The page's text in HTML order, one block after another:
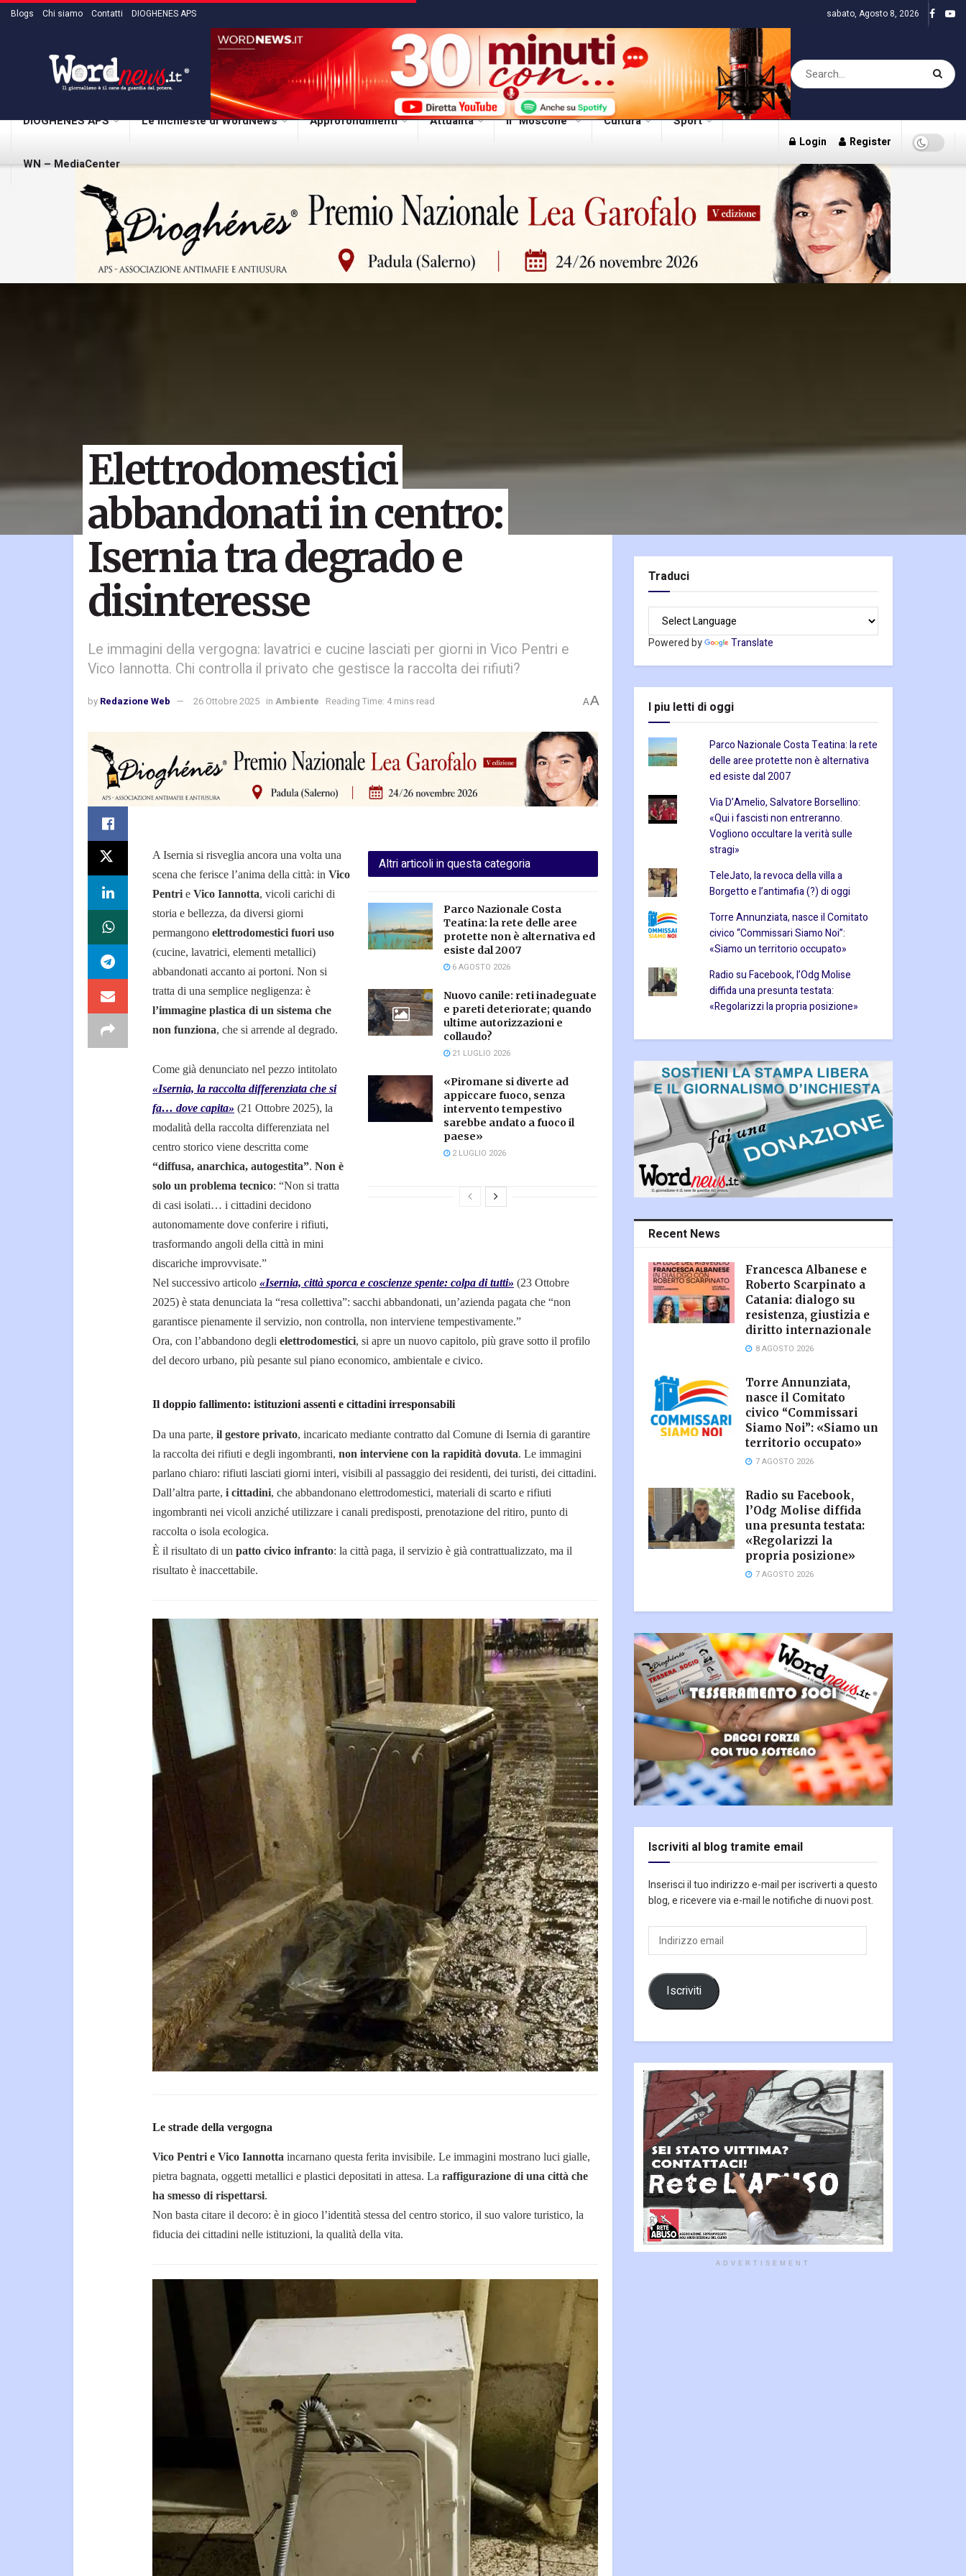
Blogs Chi siamo Contatti DIOGHENES APS sabato, Agosto 8, 2026
DIOGHENES APS Le inchieste di WordNews Approfondimenti Attualità Il “Moscone” Cultura Sport
WN – MediaCenter
Login Register
Elettrodomestici
abbandonati in centro:
Isernia tra degrado e
disinteresse
Le immagini della vergogna: lavatrici e cucine lasciati per giorni in Vico Pentri e
Vico Iannotta. Chi controlla il privato che gestisce la raccolta dei rifiuti?
by Redazione Web 26 Ottobre 2025 in Ambiente Reading Time: 4 mins read AA
Altri articoli in questa categoria
Parco Nazionale Costa
Teatina: la rete delle aree
protette non è alternativa ed
esiste dal 2007
6 AGOSTO 2026
Nuovo canile: reti inadeguate
e pareti deteriorate; quando
ultime autorizzazioni e
collaudo?
21 LUGLIO 2026
«Piromane si diverte ad
appiccare fuoco, senza
intervento tempestivo
sarebbe andato a fuoco il
paese»
2 LUGLIO 2026
A Isernia si risveglia ancora una volta una
scena che ferisce l’anima della città: in Vico
Pentri e Vico Iannotta, vicoli carichi di
storia e bellezza, da diversi giorni
permangono elettrodomestici fuori uso
(cucine, lavatrici, elementi metallici)
abbandonati accanto ai portoni. Non si
tratta di una semplice negligenza: è
l’immagine plastica di un sistema che
non funziona, che si arrende al degrado.
Come già denunciato nel pezzo intitolato
«Isernia, la raccolta differenziata che si
fa… dove capita» (21 Ottobre 2025), la
modalità della raccolta differenziata nel
centro storico viene descritta come
“diffusa, anarchica, autogestita”. Non è
solo un problema tecnico: “Non si tratta
di casi isolati… i cittadini decidono
autonomamente dove conferire i rifiuti,
trasformando angoli della città in mini
discariche improvvisate.”
Nel successivo articolo «Isernia, città sporca e coscienze spente: colpa di tutti» (23 Ottobre
2025) è stata denunciata la “resa collettiva”: sacchi abbandonati, un’azienda pagata che “non
garantisce pienamente il servizio, non controlla, non interviene tempestivamente.”
Ora, con l’abbandono degli elettrodomestici, si apre un nuovo capitolo, più grave sotto il profilo
del decoro urbano, più pesante sul piano economico, ambientale e civico.
Il doppio fallimento: istituzioni assenti e cittadini irresponsabili
Da una parte, il gestore privato, incaricato mediante contratto dal Comune di Isernia di garantire
la raccolta dei rifiuti e degli ingombranti, non interviene con la rapidità dovuta. Le immagini
parlano chiaro: rifiuti lasciati giorni interi, visibili al passaggio dei residenti, dei turisti, dei cittadini.
Dall’altra parte, i cittadini, che abbandonano elettrodomestici, materiali di scarto e rifiuti
ingombranti nei vicoli anziché utilizzare i canali predisposti, prenotazione del ritiro, punto di
raccolta o isola ecologica.
È il risultato di un patto civico infranto: la città paga, il servizio è già contrattualizzato, ma il
risultato è inaccettabile.
Le strade della vergogna
Vico Pentri e Vico Iannotta incarnano questa ferita invisibile. Le immagini mostrano luci gialle,
pietra bagnata, oggetti metallici e plastici depositati in attesa. La raffigurazione di una città che
ha smesso di rispettarsi.
Non basta citare il decoro: è in gioco l’identità stessa del centro storico, il suo valore turistico, la
fiducia dei cittadini nelle istituzioni, la qualità della vita.
Traduci
Powered by Translate
I piu letti di oggi
Parco Nazionale Costa Teatina: la rete
delle aree protette non è alternativa
ed esiste dal 2007
Via D’Amelio, Salvatore Borsellino:
«Qui i fascisti non entreranno.
Vogliono occultare la verità sulle
stragi»
TeleJato, la revoca della villa a
Borgetto e l’antimafia (?) di oggi
Torre Annunziata, nasce il Comitato
civico “Commissari Siamo Noi”:
«Siamo un territorio occupato»
Radio su Facebook, l’Odg Molise
diffida una presunta testata:
«Regolarizzi la propria posizione»
Recent News
Francesca Albanese e
Roberto Scarpinato a
Catania: dialogo su
resistenza, giustizia e
diritto internazionale
8 AGOSTO 2026
Torre Annunziata,
nasce il Comitato
civico “Commissari
Siamo Noi”: «Siamo un
territorio occupato»
7 AGOSTO 2026
Radio su Facebook,
l’Odg Molise diffida
una presunta testata:
«Regolarizzi la
propria posizione»
7 AGOSTO 2026
Iscriviti al blog tramite email
Inserisci il tuo indirizzo e-mail per iscriverti a questo
blog, e ricevere via e-mail le notifiche di nuovi post.
Indirizzo
email
Iscriviti
ADVERTISEMENT